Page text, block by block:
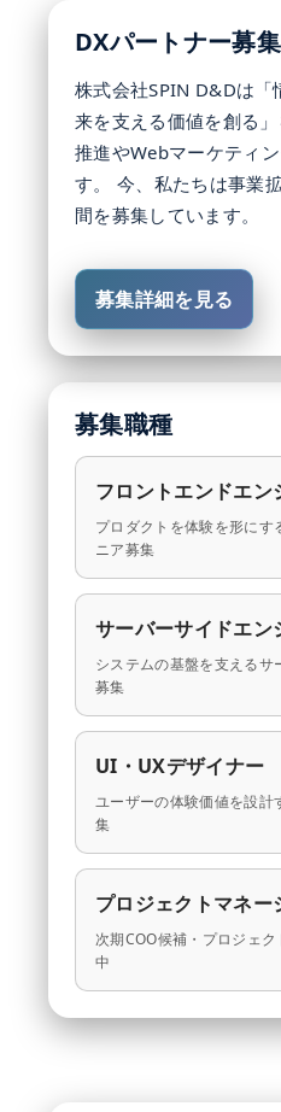
DXパートナー募集
株式会社SPIN D&Dは「
来を支える価値を創る
推進やWebマーケティ
す。 今、私たちは事業
間を募集しています。
募集詳細を見る
募集職種
フロントエンドエン
プロダクトを体験を形にす
ニア募集
サーバーサイドエン
システムの基盤を支えるサ
募集
UI・UXデザイナー
ユーザーの体験価値を設計
集
プロジェクトマネー
次期COO候補・プロジェ
中